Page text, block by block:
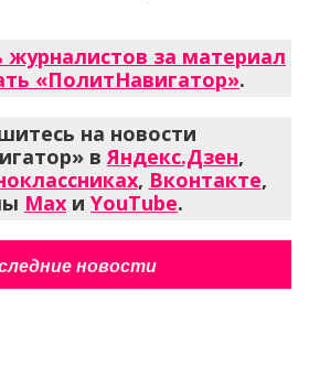
за материал
«ПолитНавигатор».
на новости
вЯндекс.Дзен,
, Вконтакте,
Max и YouTube.
новости